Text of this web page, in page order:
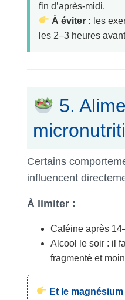
fin d’après-midi.
À éviter : les
les 2–3 heures
5.
Certains
influencent
À limiter :
Caféine après
Alcool le soir : il
fragmenté et
Et le magnésium